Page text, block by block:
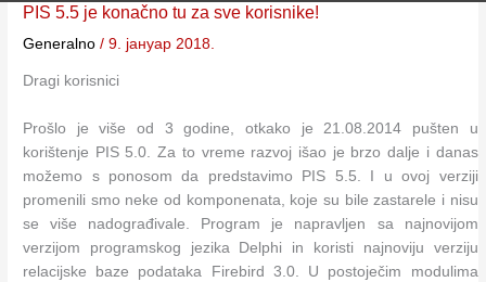
PIS 5.5 je konačno tu za sve korisnike!
Generalno /9. јануар 2018.
Dragi korisnici
Prošlo je više od 3 godine, otkako je 21.08.2014 pušten u
korištenje PIS 5.0. Za to vreme razvoj išao je brzo dalje i danas
možemo s ponosom da predstavimo PIS 5.5. I u ovoj verziji
promenili smo neke od komponenata, koje su bile zastarele i nisu
se više nadograđivale. Program je napravljen sa najnovijom
verzijom programskog jezika Delphi in koristi najnoviju verziju
relacijske baze podataka Firebird 3.0. U postoječim modulima